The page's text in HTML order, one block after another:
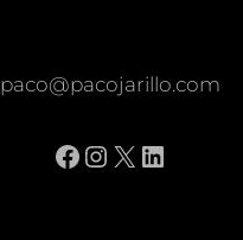
paco@pacojarillo.com
Facebook
Instagram
X LinkedIn